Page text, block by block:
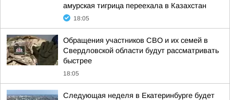
амурская тигрица переехала в Казахстан
18:05
Обращения участников СВО и их семей в
Свердловской области будут рассматривать
быстрее
18:05
Следующая неделя в Екатеринбурге будет